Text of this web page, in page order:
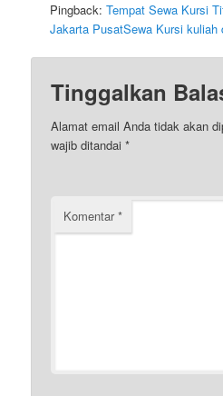
Pingback:Tempat Sewa Kursi
Jakarta PusatSewa Kursi kuliah
Tinggalkan
Alamat email Anda tidak akan
wajib ditandai*
Komentar*